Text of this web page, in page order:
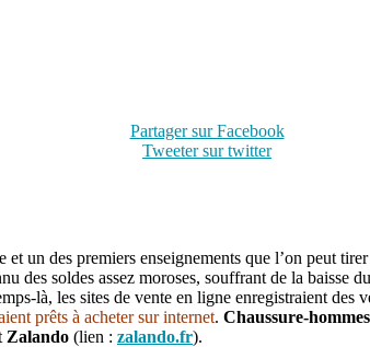
Partager sur Facebook
Tweeter sur twitter
un des premiers enseignements que l’on peut
des soldes assez moroses, souffrant de la baisse
là, les sites de vente en ligne enregistraient des
prêts à acheter sur internet. Chaussure-
Zalando (lien : zalando.fr).